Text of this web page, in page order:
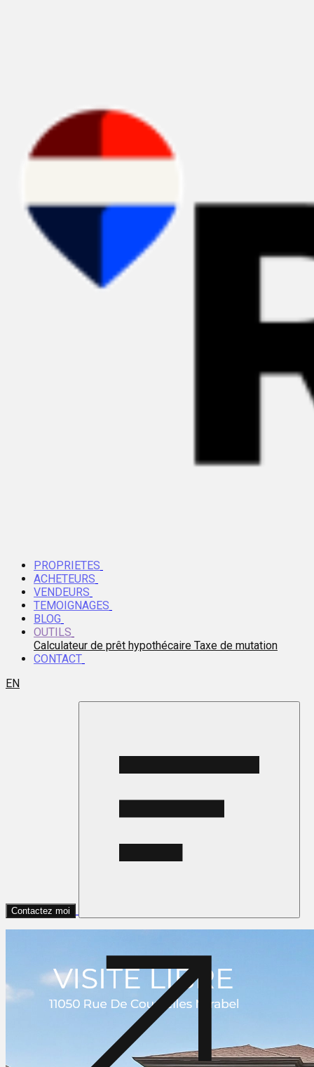
PROPRIETES
ACHETEURS
VENDEURS
TEMOIGNAGES
BLOG
OUTILS
Calculateur de prêt hypothécaire Taxe de mutation
CONTACT
EN
Contactez moi